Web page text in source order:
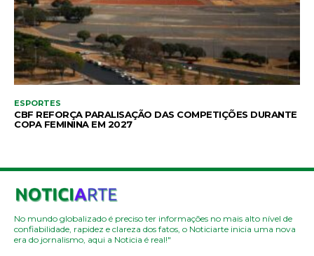
ESPORTES
CBF REFORÇA PARALISAÇÃO DAS COMPETIÇÕES DURANTE
COPA FEMININA EM 2027
No mundo globalizado é preciso ter informações no mais alto nível de
confiabilidade, rapidez e clareza dos fatos, o Noticiarte inicia uma nova
era do jornalismo, aqui a Noticia é real!"